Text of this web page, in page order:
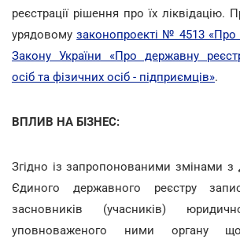
реєстрації рішення про їх
урядовомузаконопроекті № 4513 «Про
Закону України «Про державну
осіб та фізичних осіб - підприємців».
ВПЛИВ НА БІЗНЕС:
Згідно із запропонованими змінами з
Єдиного державного реєстру
засновників (учасників)
уповноваженого ними органу